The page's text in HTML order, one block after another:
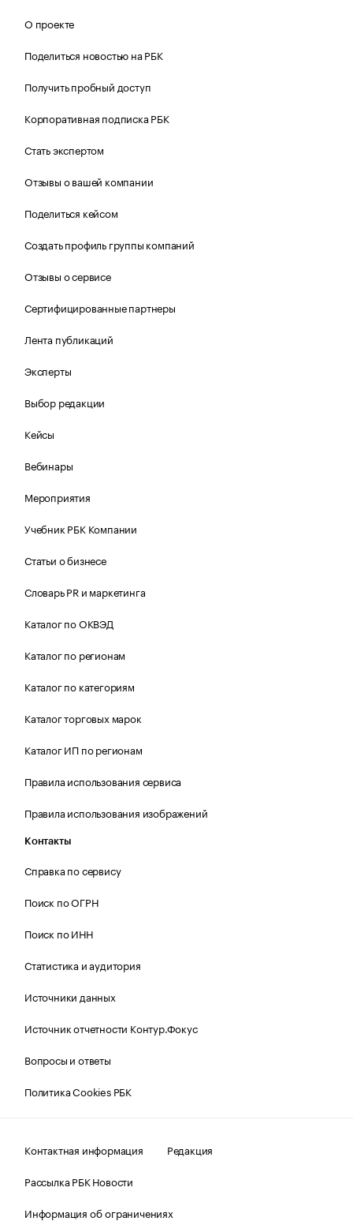
О проекте
Поделиться новостью на РБК
Получить пробный доступ
Корпоративная подписка РБК
Стать экспертом
Отзывы о вашей компании
Поделиться кейсом
Создать профиль группы компаний
Отзывы о сервисе
Сертифицированные партнеры
Лента публикаций
Эксперты
Выбор редакции
Кейсы
Вебинары
Мероприятия
Учебник РБК Компании
Статьи о бизнесе
Словарь PR и маркетинга
Каталог по ОКВЭД
Каталог по регионам
Каталог по категориям
Каталог торговых марок
Каталог ИП по регионам
Правила использования сервиса
Правила использования изображений
Контакты
Справка по сервису
Поиск по ОГРН
Поиск по ИНН
Статистика и аудитория
Источники данных
Источник отчетности Контур.Фокус
Вопросы и ответы
Политика Cookies РБК
Контактная информация
Редакция
Рассылка РБК Новости
Информация об ограничениях